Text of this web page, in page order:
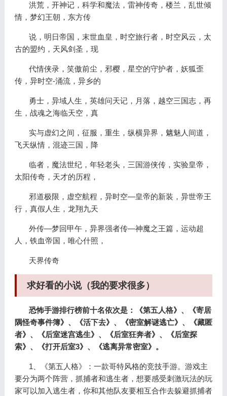
洪荒，开神记，科学和魔法，雷神传奇，楼兰，乱世倾
情，梦幻王朝，东方传
说，明日帝国，末世血皇，时空旅行者，时空风云，太
古的盟约，天风剑圣，现
代情侠录，笑傲前尘，邪樱，星空的守护者，妖狐歪
传，异时空-涌流，异乡的
勇士，异域人生，英雄问天记，月落，越空三国志，再
生，战魂之海临天空，真
实与虚幻之间，征服，重生，纵横异界，魑魅人间道，
飞天纵情，混迹三国，降
临者，魔法世纪，年轻老头，三国游侠传，实验皇帝，
太阳传奇，天才的历程，
邪道极限，虚空航程，异时空—皇帝的新装，异世帝王
行，真假人生，龙翔九天
外传—梦回甲午，异界强者传—神魔之王篇，运动超
人，铁血帝国，唯心什照，
天界传奇
求好看的小说（我的要求很多）
恐怖手游排行榜前十名依次是：《第五人格》、《寄居
隅怪奇事件簿》、《活下去》、《密室解谜逃亡》、《藏匿
者》、《后室迷宫逃生》、《后室狂奔者》、《后室探
索》、《打开后室3》、《逃离异常密室》。
1、《第五人格》：一款哥特风格的竞技手游。游戏主
要分为两个阵营，抓捕者和逃生者，想要感受刺激玩法的玩
家可以加入逃生者，你和其他队友要相互合作去躲避抓捕者